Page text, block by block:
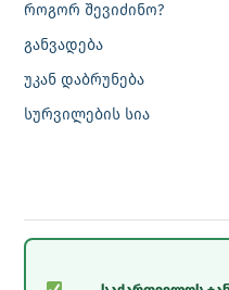
როგორ შევიძინო?
განვადება
უკან დაბრუნება
სურვილების სია